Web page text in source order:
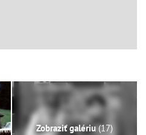
Zobraziť galériu(17)